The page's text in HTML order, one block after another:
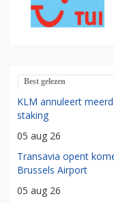
Best gelezen
KLM annuleert
staking
05 aug 26
Transavia opent
Brussels Airport
05 aug 26